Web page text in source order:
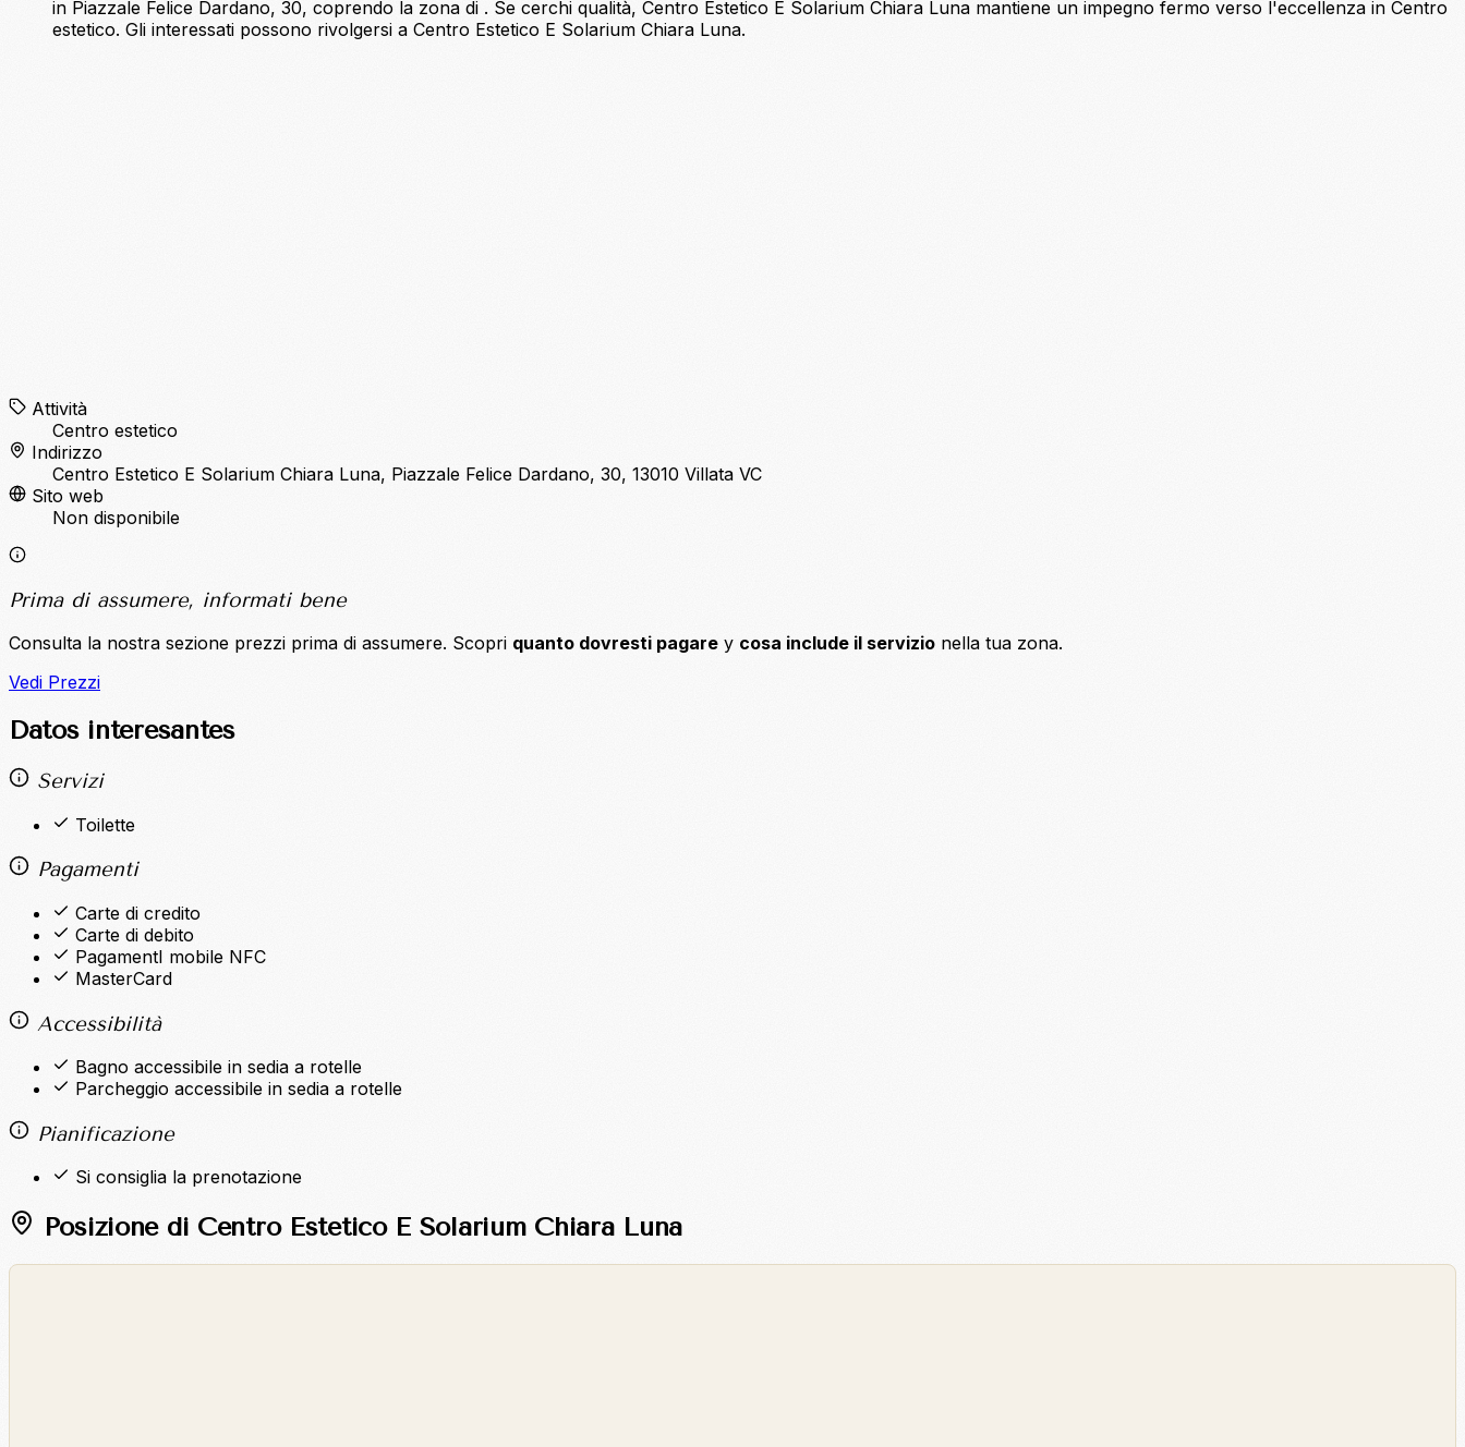
in Piazzale Felice Dardano, 30, coprendo la zona di . Se cerchi qualità, Centro Estetico E Solarium Chiara Luna mantiene un impegno fermo verso l'eccellenza in Centro
estetico. Gli interessati possono rivolgersi a Centro Estetico E Solarium Chiara Luna.
Attività
Centro estetico
Indirizzo
Centro Estetico E Solarium Chiara Luna, Piazzale Felice Dardano, 30, 13010 Villata VC
Sito web
Non disponibile
Prima di assumere, informati bene
Consulta la nostra sezione prezzi prima di assumere. Scopri quanto dovresti pagare y cosa include il servizio nella tua zona.
Vedi Prezzi
Datos interesantes
Servizi
Toilette
Pagamenti
Carte di credito
Carte di debito
PagamentI mobile NFC
MasterCard
Accessibilità
Bagno accessibile in sedia a rotelle
Parcheggio accessibile in sedia a rotelle
Pianificazione
Si consiglia la prenotazione
Posizione di Centro Estetico E Solarium Chiara Luna